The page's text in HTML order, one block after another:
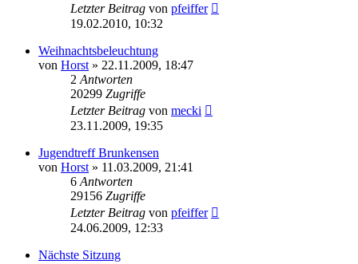
Letzter Beitrag von pfeiffer
19.02.2010, 10:32
Weihnachtsbeleuchtung
von Horst » 22.11.2009, 18:47
2 Antworten
20299 Zugriffe
Letzter Beitrag von mecki
23.11.2009, 19:35
Jugendtreff Brunkensen
von Horst » 11.03.2009, 21:41
6 Antworten
29156 Zugriffe
Letzter Beitrag von pfeiffer
24.06.2009, 12:33
Nächste Sitzung